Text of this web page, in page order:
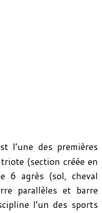
l’une des premières
(section créée en
6 agrès (sol, cheval
parallèles et barre
l’un des sports